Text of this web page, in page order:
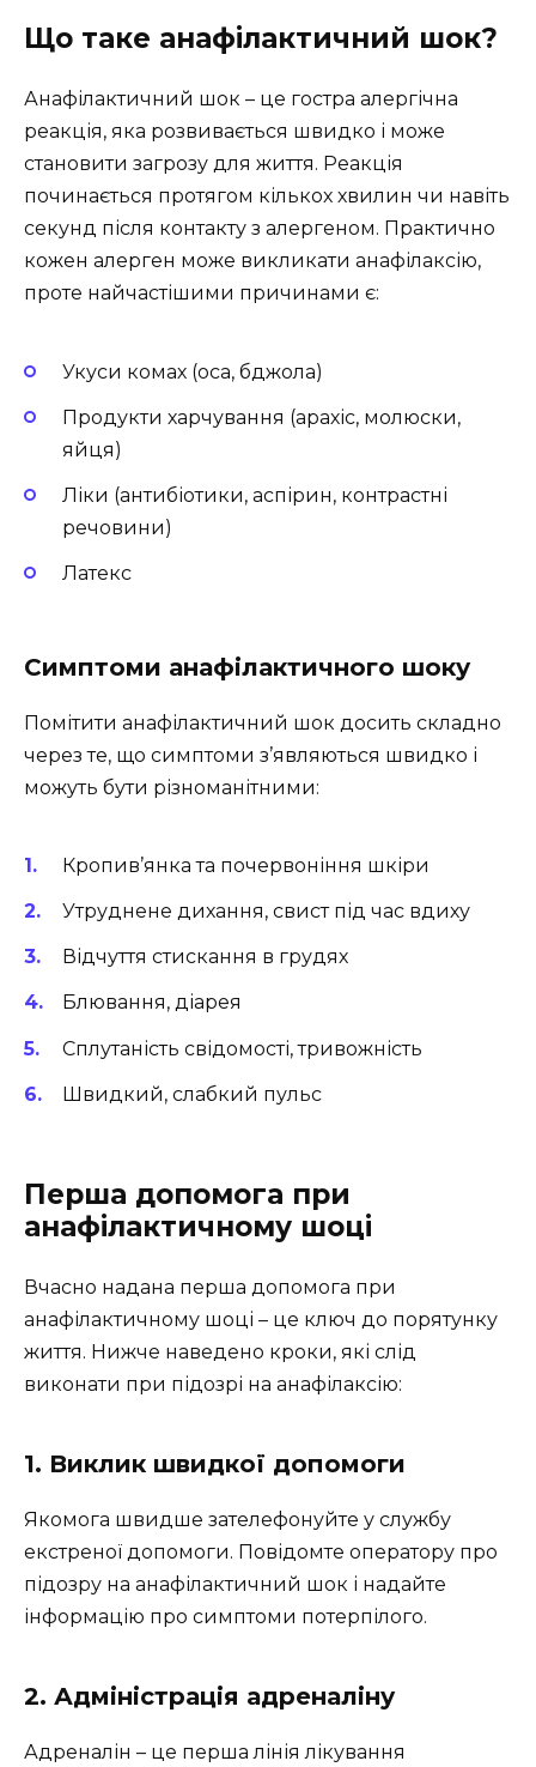
Що таке анафілактичний шок?
Анафілактичний шок – це гостра алергічна
реакція, яка розвивається швидко і може
становити загрозу для життя. Реакція
починається протягом кількох хвилин чи навіть
секунд після контакту з алергеном. Практично
кожен алерген може викликати анафілаксію,
проте найчастішими причинами є:
Укуси комах (оса, бджола)
Продукти харчування (арахіс, молюски,
яйця)
Ліки (антибіотики, аспірин, контрастні
речовини)
Латекс
Симптоми анафілактичного шоку
Помітити анафілактичний шок досить складно
через те, що симптоми з’являються швидко і
можуть бути різноманітними:
Кропив’янка та почервоніння шкіри
Утруднене дихання, свист під час вдиху
Відчуття стискання в грудях
Блювання, діарея
Сплутаність свідомості, тривожність
Швидкий, слабкий пульс
Перша допомога при
анафілактичному шоці
Вчасно надана перша допомога при
анафілактичному шоці – це ключ до порятунку
життя. Нижче наведено кроки, які слід
виконати при підозрі на анафілаксію:
1. Виклик швидкої допомоги
Якомога швидше зателефонуйте у службу
екстреної допомоги. Повідомте оператору про
підозру на анафілактичний шок і надайте
інформацію про симптоми потерпілого.
2. Адміністрація адреналіну
Адреналін – це перша лінія лікування